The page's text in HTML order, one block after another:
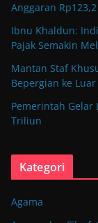
Anggaran
Ibnu Khaldun:
Pajak Semakin
Mantan Staf
Bepergian ke
Pemerintah Gelar
Triliun
Kategori
Agama